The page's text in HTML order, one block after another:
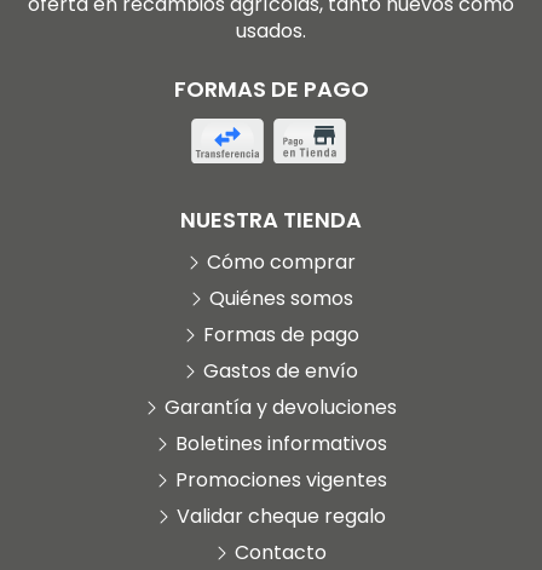
usados.
FORMAS DE PAGO
NUESTRA TIENDA
Cómo comprar
Quiénes somos
Formas de pago
Gastos de envío
Garantía y devoluciones
Boletines informativos
Promociones vigentes
Validar cheque regalo
Contacto